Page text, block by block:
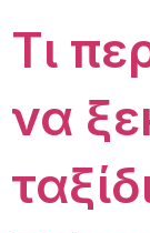
Τι
να